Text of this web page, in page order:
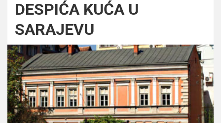
DESPIĆA KUĆA U
SARAJEVU